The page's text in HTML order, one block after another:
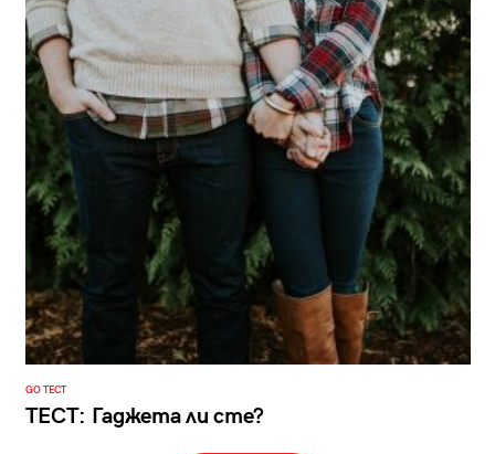
GO ТЕСТ
ТЕСТ: Гаджета ли сте?